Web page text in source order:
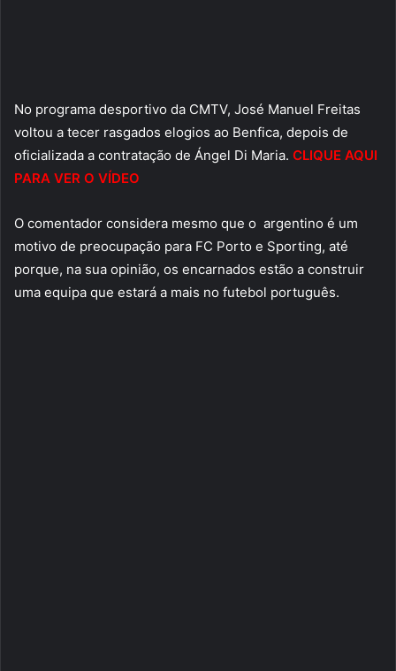
No programa desportivo da CMTV, José Manuel Freitas
voltou a tecer rasgados elogios ao Benfica, depois de
oficializada a contratação de Ángel Di Maria. CLIQUE AQUI
PARA VER O VÍDEO
O comentador considera mesmo que o argentino é um
motivo de preocupação para FC Porto e Sporting, até
porque, na sua opinião, os encarnados estão a construir
uma equipa que estará a mais no futebol português.